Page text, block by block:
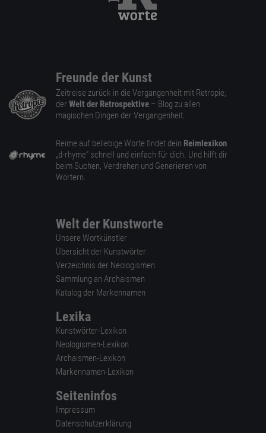
Freunde der Kunst
Zeitreise zurück in die Vergangenheit mit Retropie,
der Welt der Retrospektive – Blog zu allen
magischen Dingen der Vergangenheit.
Reime auf beliebige Worte findet dein Reimlexikon
„d-rhyme” schnell und einfach für dich. Und hilft dir
beim Suchen, Verdrehen und Generieren von
Wörtern.
Welt der Kunstworte
Unsere Wortkünstler
Übersicht der Kunstwörter
Verzeichnis der Neologismen
Sammlung an Archaismen
Katalog der Markennamen
Lexika
Kunstwörter-Lexikon
Neologismen-Lexikon
Archaismen-Lexikon
Markennamen-Lexikon
Seiteninfos
Impressum
Datenschutzerklärung